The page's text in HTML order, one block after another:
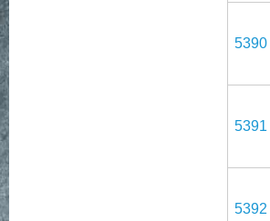
5390
5391
5392